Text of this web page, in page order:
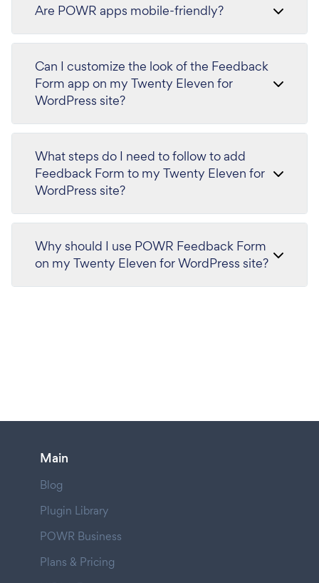
Are POWR apps mobile-friendly?
Can I customize the look of the Feedback
Form app on my Twenty Eleven for
WordPress site?
What steps do I need to follow to add
Feedback Form to my Twenty Eleven for
WordPress site?
Why should I use POWR Feedback Form
on my Twenty Eleven for WordPress site?
Main
Blog
Plugin Library
POWR Business
Plans & Pricing